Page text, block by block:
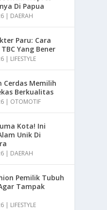
Di Papua
| DAERAH
Paru: Cara
Yang Bener
| LIFESTYLE
Cerdas Memilih
Berkualitas
| OTOMOTIF
Kota! Ini
Unik Di
| DAERAH
Pemilik Tubuh
Tampak
| LIFESTYLE